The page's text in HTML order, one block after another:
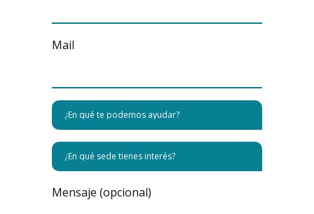
Mail
Mensaje (opcional)